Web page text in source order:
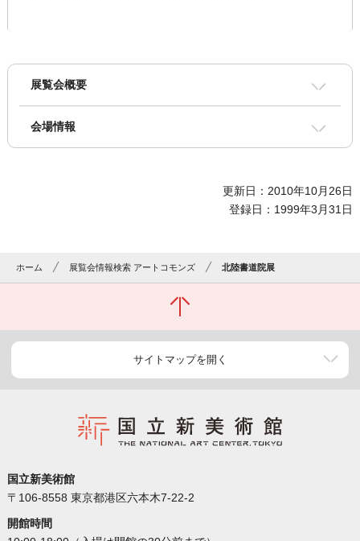
展覧会概要
会場情報
更新日：2010年10月26日
登録日：1999年3月31日
ホーム 展覧会情報検索 アートコモンズ 北陸書道院展
サイトマップを開く
国立新美術館
〒106-8558 東京都港区六本木7-22-2
開館時間